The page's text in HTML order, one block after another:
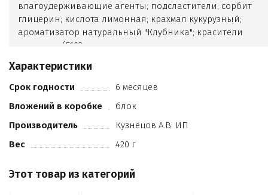
влагоудерживающие агенты; подсластители; сорбит
глицерин; кислота лимонная; крахмал кукурузный;
ароматизатор натуральный "Клубника"; красители
пищевые (Е102
Е122
Е124
Е151).
Характеристики
Срок годности
6 месяцев
Вложений в коробке
блок
Производитель
Кузнецов А.В. ИП
Вес
420 г
Этот товар из категорий